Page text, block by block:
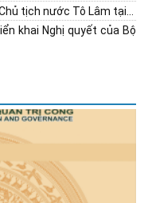
tịch nước Tô Lâm tại...
khai Nghị quyết của Bộ